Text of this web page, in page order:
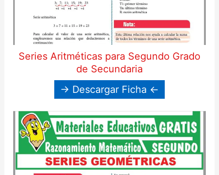
Series Aritméticas para Segundo Grado
de Secundaria
→ Descargar Ficha ←